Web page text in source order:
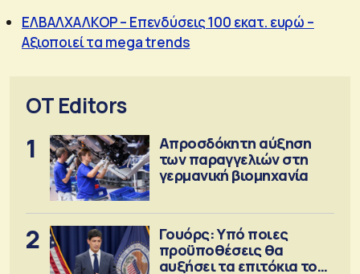
ΕΛΒΑΛΧΑΛΚΟΡ – Επενδύσεις 100 εκατ. ευρώ –
Αξιοποιεί τα mega trends
OT Editors
1
Απροσδόκητη αύξηση
των παραγγελιών στη
γερμανική βιομηχανία
2
Γουόρς: Υπό ποιες
προϋποθέσεις θα
αυξήσει τα επιτόκια τον